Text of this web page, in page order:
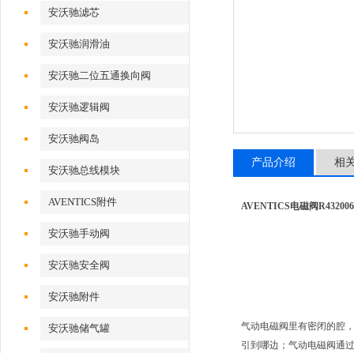
安沃驰滤芯
安沃驰润滑油
安沃驰二位五通换向阀
安沃驰逻辑阀
安沃驰阀岛
安沃驰总线模块
AVENTICS附件
安沃驰手动阀
安沃驰安全阀
安沃驰附件
安沃驰储气罐
产品介绍 相
AVENTICS电磁阀
气动电磁阀里有密闭的腔
引到哪边；气动电磁阀通